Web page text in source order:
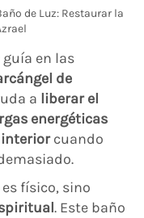
de Luz: Restaurar la
en las
de
a liberar el
energéticas
interiorcuando
físico, sino
. Este baño